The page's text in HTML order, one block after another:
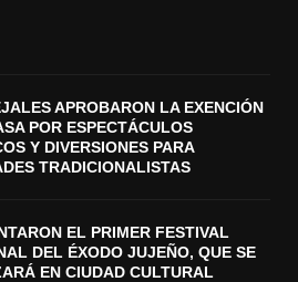
APROBARON LA EXENCIÓN
POR ESPECTÁCULOS
Y DIVERSIONES PARA
TRADICIONALISTAS
EL PRIMER FESTIVAL
DEL ÉXODO JUJEÑO, QUE SE
EN CIUDAD CULTURAL